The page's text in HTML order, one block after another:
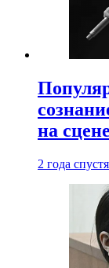
на сцене
2 года спустя